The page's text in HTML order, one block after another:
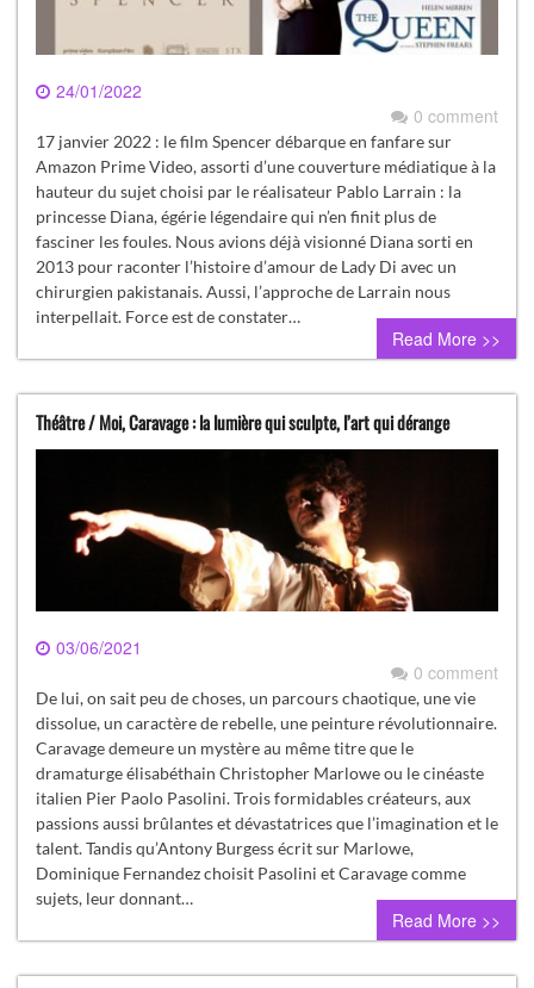
24/01/2022
0 comment
17 janvier 2022 : le film Spencer débarque en fanfare sur
Amazon Prime Video, assorti d’une couverture médiatique à la
hauteur du sujet choisi par le réalisateur Pablo Larrain : la
princesse Diana, égérie légendaire qui n’en finit plus de
fasciner les foules. Nous avions déjà visionné Diana sorti en
2013 pour raconter l’histoire d’amour de Lady Di avec un
chirurgien pakistanais. Aussi, l’approche de Larrain nous
interpellait. Force est de constater…
Read More >>
Théâtre / Moi, Caravage : la lumière qui sculpte, l’art qui dérange
03/06/2021
0 comment
De lui, on sait peu de choses, un parcours chaotique, une vie
dissolue, un caractère de rebelle, une peinture révolutionnaire.
Caravage demeure un mystère au même titre que le
dramaturge élisabéthain Christopher Marlowe ou le cinéaste
italien Pier Paolo Pasolini. Trois formidables créateurs, aux
passions aussi brûlantes et dévastatrices que l’imagination et le
talent. Tandis qu’Antony Burgess écrit sur Marlowe,
Dominique Fernandez choisit Pasolini et Caravage comme
sujets, leur donnant…
Read More >>